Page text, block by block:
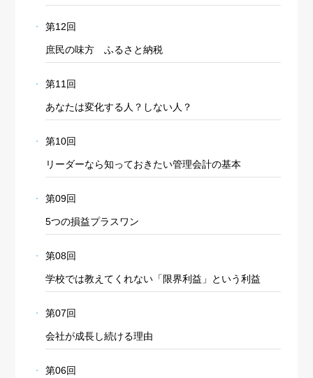
第12回
庶民の味方 ふるさと納税
第11回
あなたは変化する人？しない人？
第10回
リーダーなら知っておきたい管理会計の基本
第09回
5つの損益プラスワン
第08回
学校では教えてくれない「限界利益」という利益
第07回
会社が成長し続ける理由
第06回